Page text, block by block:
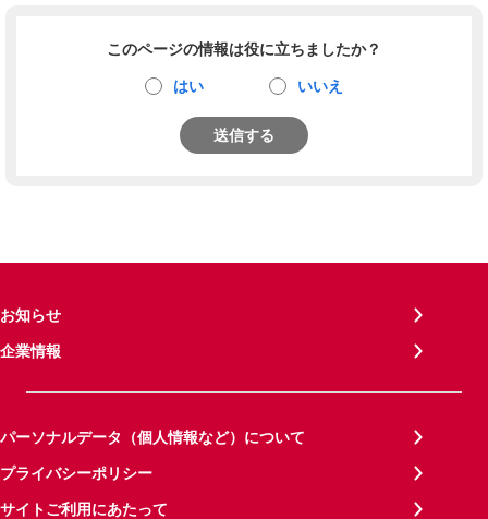
このページの情報は役に立ちましたか？
はい いいえ
送信する
お知らせ
企業情報
パーソナルデータ（個人情報など）について
プライバシーポリシー
サイトご利用にあたって